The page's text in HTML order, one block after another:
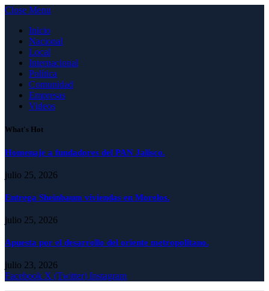
Close Menu
Inicio
Nacional
Local
Internacional
Política
Comunidad
Empresas
Videos
What's Hot
Homenaje a fundadores del PAN Jalisco.
julio 25, 2026
Entrega Sheinbaum viviendas en Morelos.
julio 25, 2026
Apuesta por el desarrollo del oriente metropolitano.
julio 23, 2026
Facebook X (Twitter) Instagram